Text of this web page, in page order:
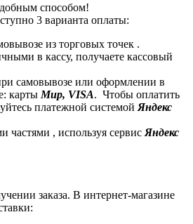
способом!
3 варианта оплаты:
из торговых точек .
в кассу, получаете кассовый
самовывозе или оформлении в
карты Mир, VISA. Чтобы оплатить
платежной системой Яндекс
частями , используя сервис Яндекс
заказа. В интернет-магазине